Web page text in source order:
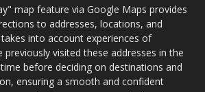
map feature via Google Maps provides
to addresses, locations, and
into account experiences of
previously visited these addresses in the
before deciding on destinations and
ensuring a smooth and confident